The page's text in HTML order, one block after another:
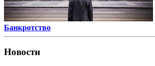
Банкротство
Новости